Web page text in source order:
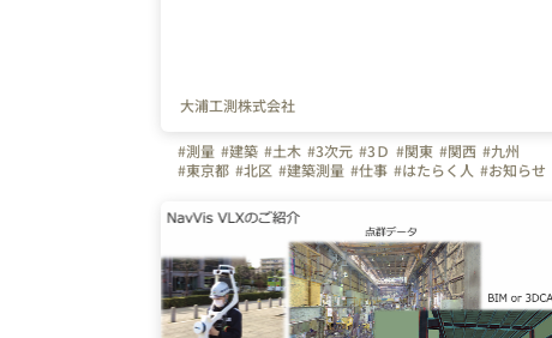
大浦工測株式会社
#測量 #建築 #土木 #3次元 #3Ｄ #関東 #関西 #九州
#東京都 #北区 #建築測量 #仕事 #はたらく人 #お知らせ
#淀川区 #大阪市